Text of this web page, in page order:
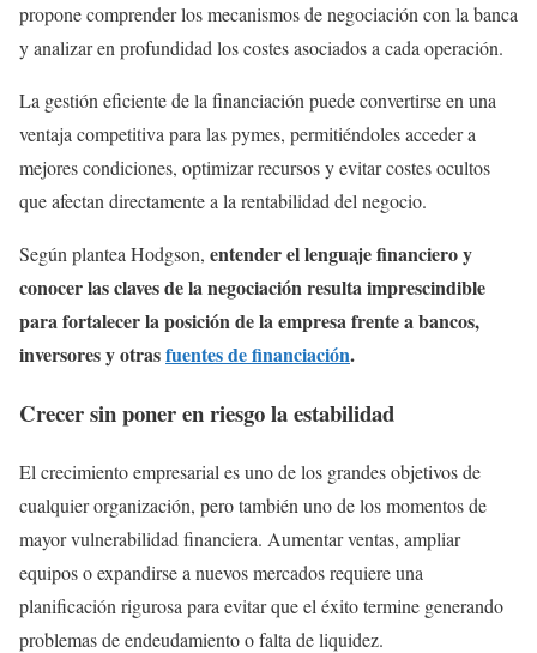
propone comprender los mecanismos de negociación con la banca
y analizar en profundidad los costes asociados a cada operación.
La gestión eficiente de la financiación puede convertirse en una
ventaja competitiva para las pymes, permitiéndoles acceder a
mejores condiciones, optimizar recursos y evitar costes ocultos
que afectan directamente a la rentabilidad del negocio.
Según plantea Hodgson, entender el lenguaje financiero y
conocer las claves de la negociación resulta imprescindible
para fortalecer la posición de la empresa frente a bancos,
inversores y otrasfuentes de financiación.
Crecer sin poner en riesgo la estabilidad
El crecimiento empresarial es uno de los grandes objetivos de
cualquier organización, pero también uno de los momentos de
mayor vulnerabilidad financiera. Aumentar ventas, ampliar
equipos o expandirse a nuevos mercados requiere una
planificación rigurosa para evitar que el éxito termine generando
problemas de endeudamiento o falta de liquidez.